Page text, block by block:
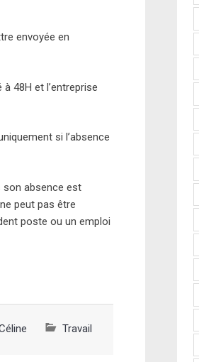
envoyée en
48H et l’entreprise
si l’absence
son absence est
peut pas être
poste ou un emploi
Travail